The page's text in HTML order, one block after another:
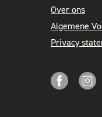
Over ons
Algemene
Privacy